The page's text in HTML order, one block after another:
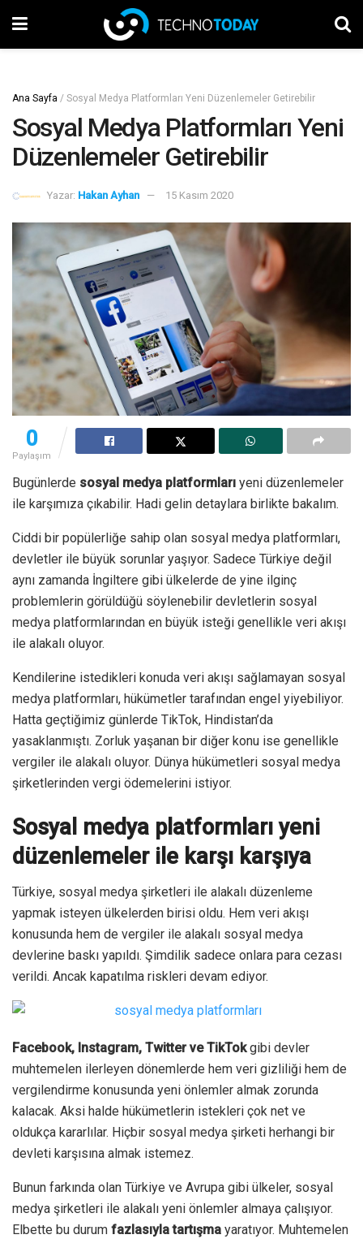
Ana Sayfa / Sosyal Medya Platformları Yeni Düzenlemeler Getirebilir
Sosyal Medya Platformları Yeni
Düzenlemeler Getirebilir
Yazar: Hakan Ayhan 15 Kasım 2020
0
Paylaşım
Bugünlerde sosyal medya platformları yeni düzenlemeler
ile karşımıza çıkabilir. Hadi gelin detaylara birlikte bakalım.
Ciddi bir popülerliğe sahip olan sosyal medya platformları,
devletler ile büyük sorunlar yaşıyor. Sadece Türkiye değil
aynı zamanda İngiltere gibi ülkelerde de yine ilginç
problemlerin görüldüğü söylenebilir devletlerin sosyal
medya platformlarından en büyük isteği genellikle veri akışı
ile alakalı oluyor.
Kendilerine istedikleri konuda veri akışı sağlamayan sosyal
medya platformları, hükümetler tarafından engel yiyebiliyor.
Hatta geçtiğimiz günlerde TikTok, Hindistan’da
yasaklanmıştı. Zorluk yaşanan bir diğer konu ise genellikle
vergiler ile alakalı oluyor. Dünya hükümetleri sosyal medya
şirketlerinden vergi ödemelerini istiyor.
Sosyal medya platformları yeni
düzenlemeler ile karşı karşıya
Türkiye, sosyal medya şirketleri ile alakalı düzenleme
yapmak isteyen ülkelerden birisi oldu. Hem veri akışı
konusunda hem de vergiler ile alakalı sosyal medya
devlerine baskı yapıldı. Şimdilik sadece onlara para cezası
verildi. Ancak kapatılma riskleri devam ediyor.
Facebook, Instagram, Twitter ve TikTokgibi devler
muhtemelen ilerleyen dönemlerde hem veri gizliliği hem de
vergilendirme konusunda yeni önlemler almak zorunda
kalacak. Aksi halde hükümetlerin istekleri çok net ve
oldukça kararlılar. Hiçbir sosyal medya şirketi herhangi bir
devleti karşısına almak istemez.
Bunun farkında olan Türkiye ve Avrupa gibi ülkeler, sosyal
medya şirketleri ile alakalı yeni önlemler almaya çalışıyor.
Elbette bu durum fazlasıyla tartışma yaratıyor. Muhtemelen